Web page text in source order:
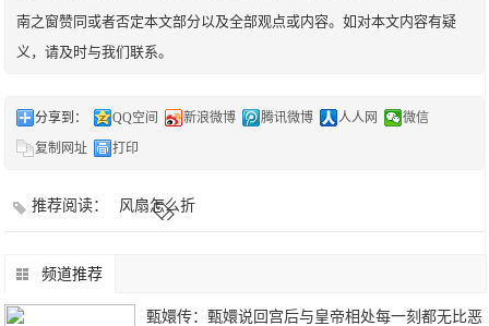
南之窗赞同或者否定本文部分以及全部观点或内容。如对本文内容有疑
义，请及时与我们联系。
分享到： QQ空间 新浪微博 腾讯微博 人人网
微信
复制网址
打印
推荐阅读： 风扇怎么折
频道推荐
甄嬛传：甄嬛说回宫后与皇帝相处每一刻都无比恶